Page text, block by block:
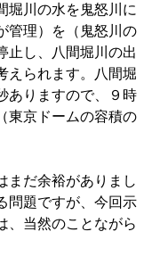
川の水を鬼怒川に
管理）を（鬼怒川の
止し、八間堀川の出
えられます。八間堀
ありますので、９時
東京ドームの容積の
だ余裕がありまし
問題ですが、今回示
、当然のことながら